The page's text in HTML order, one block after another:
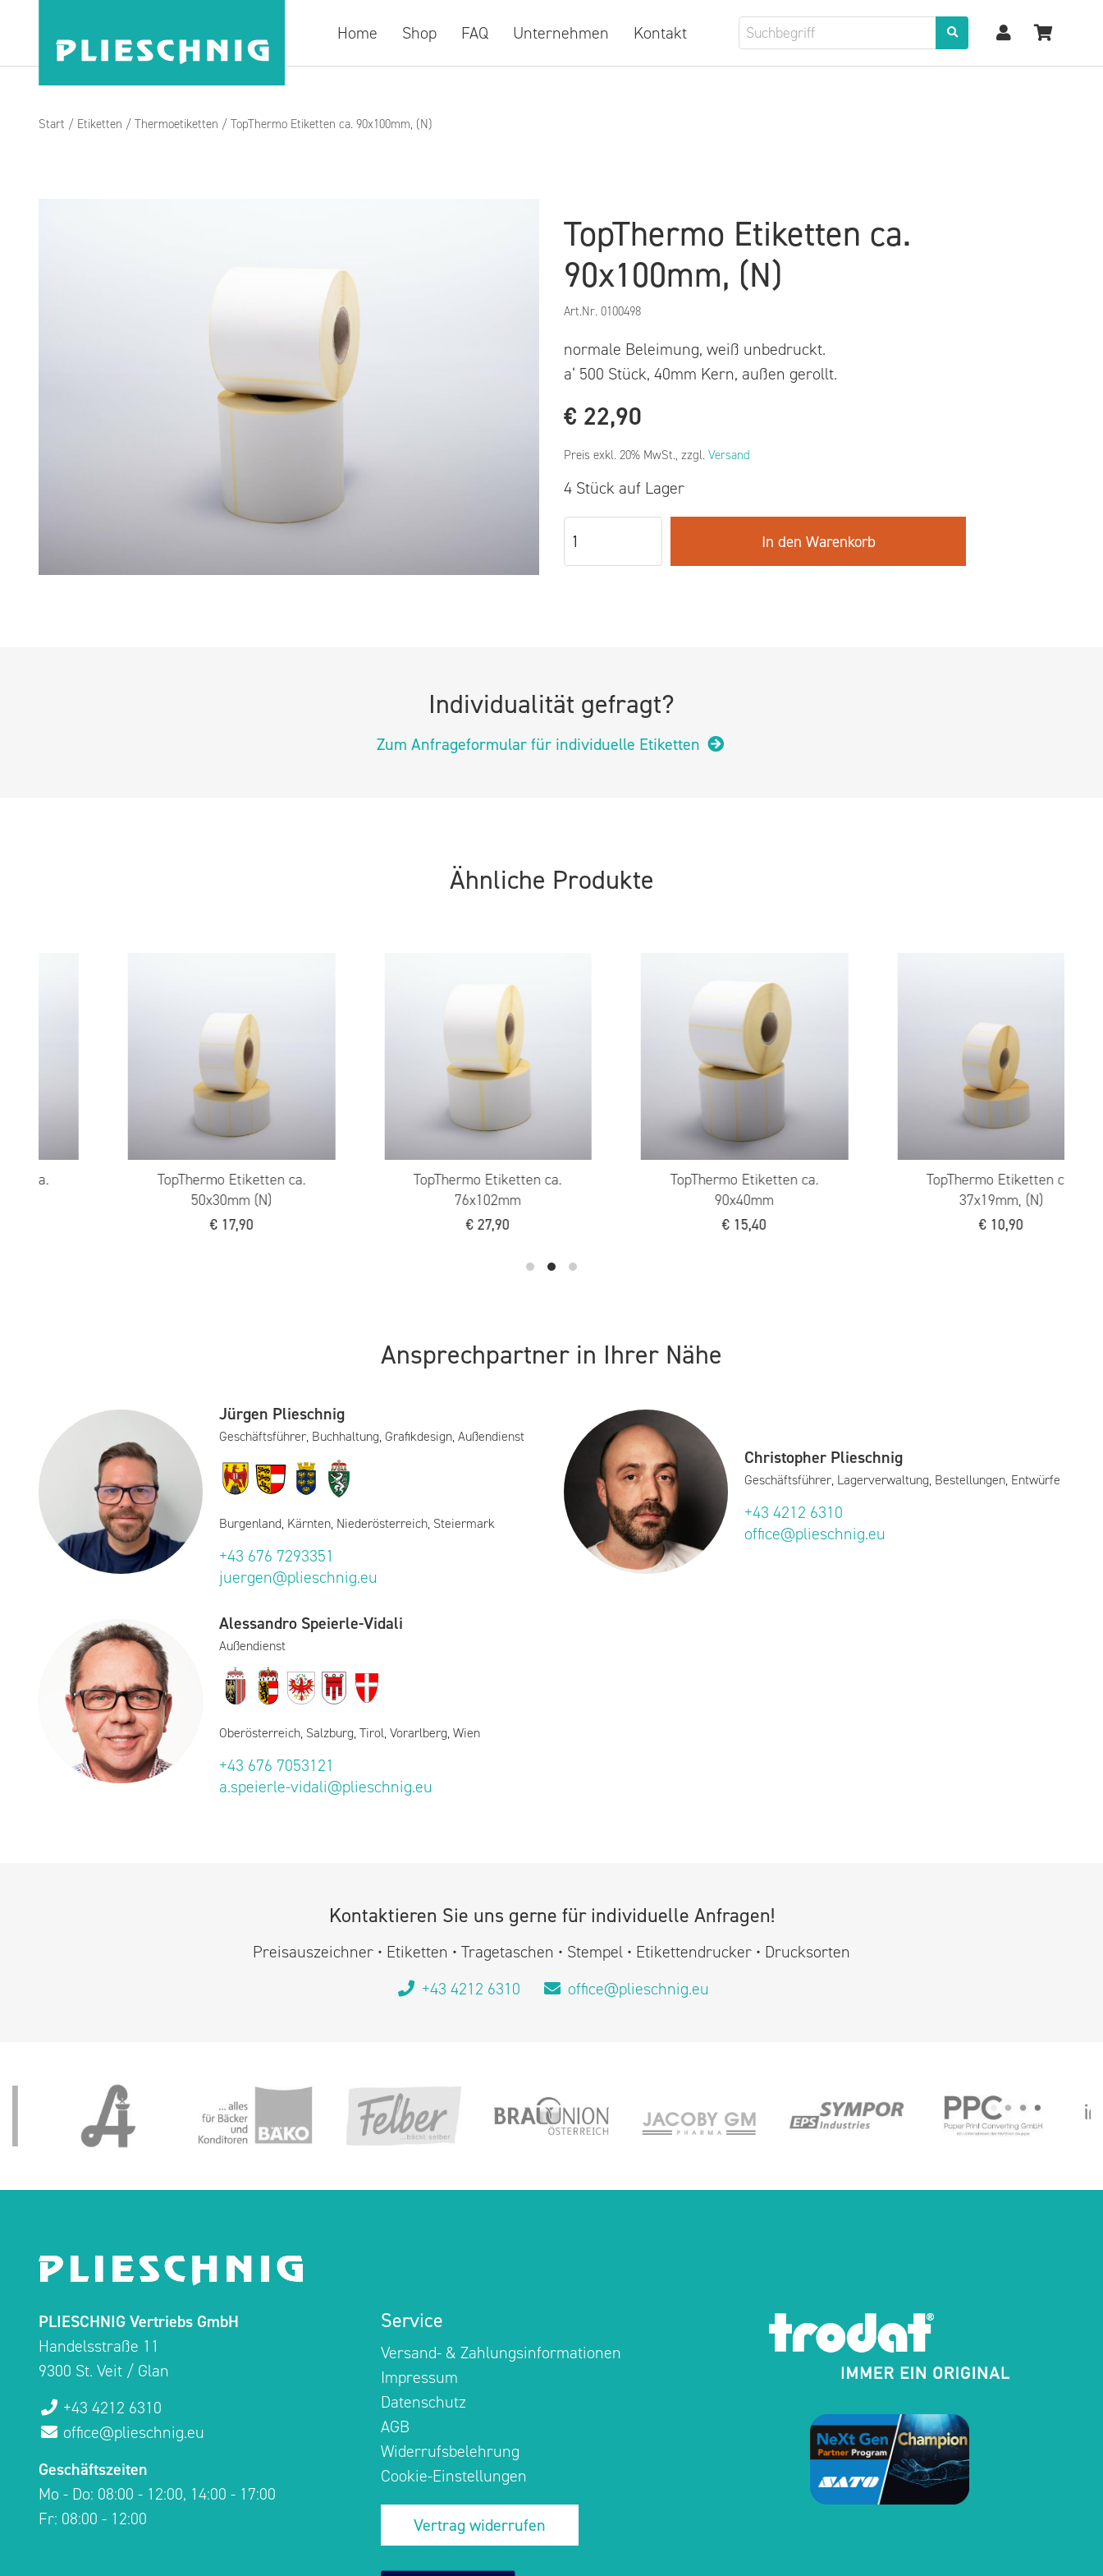
Home Shop FAQ Unternehmen Kontakt
Start / Etiketten / Thermoetiketten / TopThermo Etiketten ca. 90x100mm, (N)
TopThermo Etiketten ca.
90x100mm, (N)
Art.Nr. 0100498
normale Beleimung, weiß unbedruckt.
a‘ 500 Stück, 40mm Kern, außen gerollt.
€ 22,90
Preis exkl. 20% MwSt., zzgl. Versand
4 Stück auf Lager
In den Warenkorb
Individualität gefragt?
Zum Anfrageformular für individuelle Etiketten
Ähnliche Produkte
ca.
TopThermo Etiketten ca.
90x40mm
€15,40
TopThermo Etiketten ca.
37x19mm, (N)
€10,90
TopThermo Etiketten ca.
40x23mm, (N)
€11,90
TopThermo Etiketten ca.
68x61mm (N)
€19,20
Ansprechpartner in Ihrer Nähe
Jürgen Plieschnig
Geschäftsführer, Buchhaltung, Grafikdesign, Außendienst
Burgenland, Kärnten, Niederösterreich, Steiermark
+43 676 7293351
juergen@plieschnig.eu
Christopher Plieschnig
Geschäftsführer, Lagerverwaltung, Bestellungen, Entwürfe
+43 4212 6310
office@plieschnig.eu
Alessandro Speierle-Vidali
Außendienst
Oberösterreich, Salzburg, Tirol, Vorarlberg, Wien
+43 676 7053121
a.speierle-vidali@plieschnig.eu
Kontaktieren Sie uns gerne für individuelle Anfragen!
Preisauszeichner • Etiketten • Tragetaschen • Stempel • Etikettendrucker • Drucksorten
+43 4212 6310
office@plieschnig.eu
PLIESCHNIG Vertriebs GmbH
Handelsstraße 11
9300 St. Veit / Glan
+43 4212 6310
office@plieschnig.eu
Geschäftszeiten
Mo - Do: 08:00 - 12:00, 14:00 - 17:00
Fr: 08:00 - 12:00
Service
Versand- & Zahlungsinformationen
Impressum
Datenschutz
AGB
Widerrufsbelehrung
Cookie-Einstellungen
Vertrag widerrufen